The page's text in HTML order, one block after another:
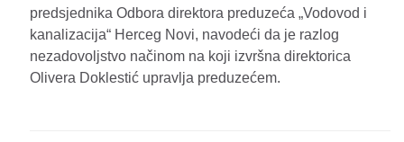
predsjednika Odbora direktora preduzeća „Vodovod i
kanalizacija“ Herceg Novi, navodeći da je razlog
nezadovoljstvo načinom na koji izvršna direktorica
Olivera Doklestić upravlja preduzećem.